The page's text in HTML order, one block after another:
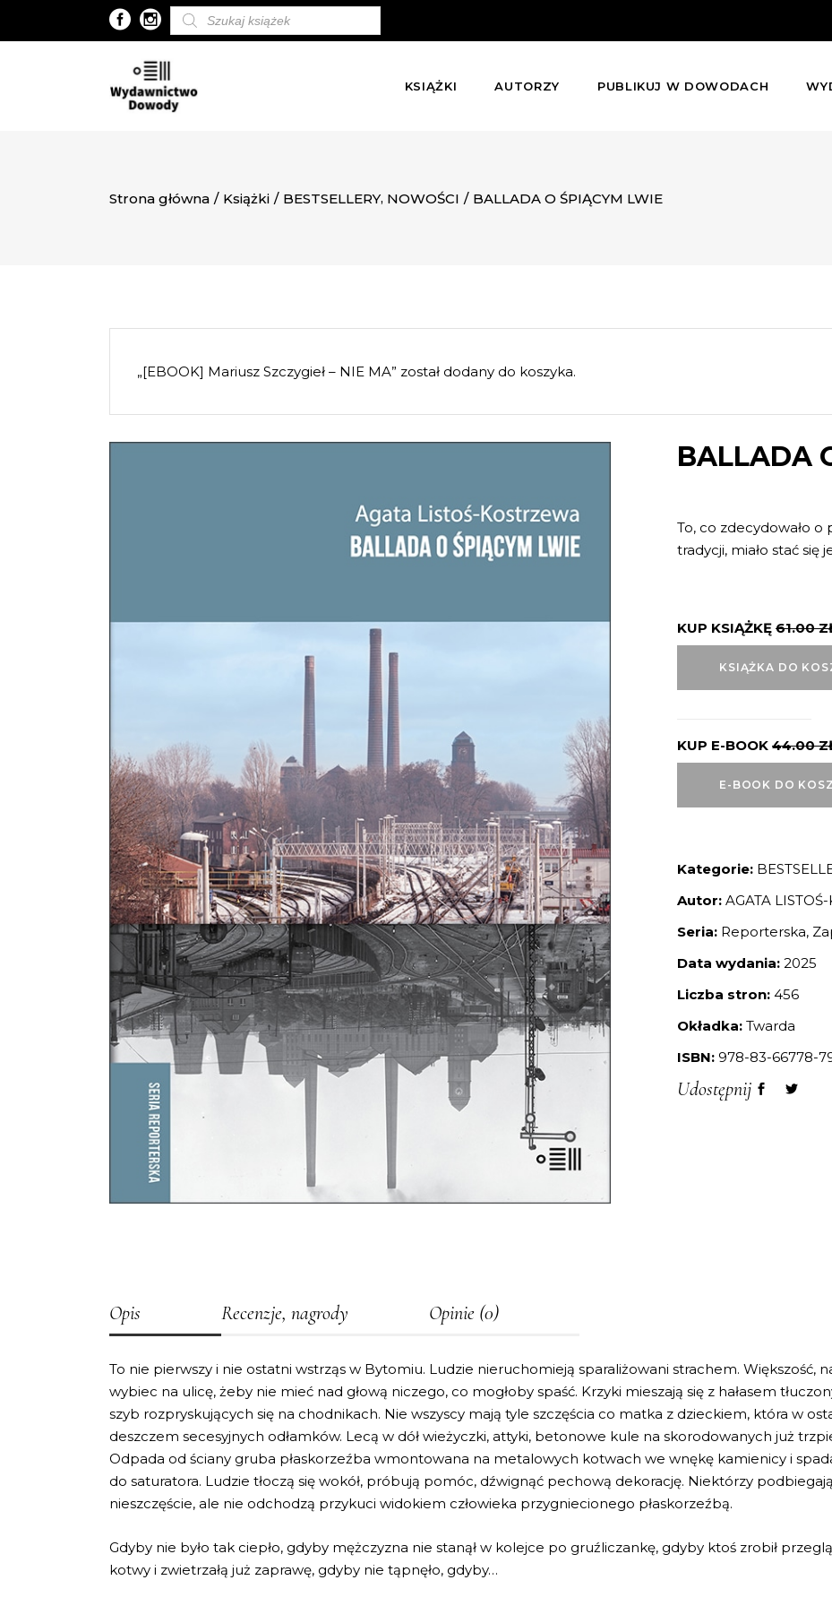
Wyszukiwarka
produktów
KSIĄŻKI AUTORZY PUBLIKUJ W DOWODACH
Strona główna / Książki / BESTSELLERY, NOWOŚCI / BALLADA O ŚPIĄCYM LWIE
„[EBOOK] Mariusz Szczygieł – NIE MA” został dodany do koszyka.
BALLADA
To, co zdecydowało
tradycji, miało stać się
KUP KSIĄŻKĘ 61.00
KSIĄŻKA DO
KUP E-BOOK 44.00
E-BOOK DO
Kategorie:
Autor: AGATA
Seria: Reporterska,
Data wydania: 2025
Liczba stron: 456
Okładka: Twarda
ISBN: 978-83-66778-
Udostępnij
Opis Recenzje, nagrody Opinie (0)
To nie pierwszy i nie ostatni wstrząs w Bytomiu. Ludzie nieruchomieją sparaliżowani strachem. Większość,
wybiec na ulicę, żeby nie mieć nad głową niczego, co mogłoby spaść. Krzyki mieszają się z hałasem
szyb rozpryskujących się na chodnikach. Nie wszyscy mają tyle szczęścia co matka z dzieckiem, która w
deszczem secesyjnych odłamków. Lecą w dół wieżyczki, attyki, betonowe kule na skorodowanych już
Odpada od ściany gruba płaskorzeźba wmontowana na metalowych kotwach we wnękę kamienicy i
do saturatora. Ludzie tłoczą się wokół, próbują pomóc, dźwignąć pechową dekorację. Niektórzy
nieszczęście, ale nie odchodzą przykuci widokiem człowieka przygniecionego płaskorzeźbą.
Gdyby nie było tak ciepło, gdyby mężczyzna nie stanął w kolejce po gruźliczankę, gdyby ktoś zrobił
kotwy i zwietrzałą już zaprawę, gdyby nie tąpnęło, gdyby…